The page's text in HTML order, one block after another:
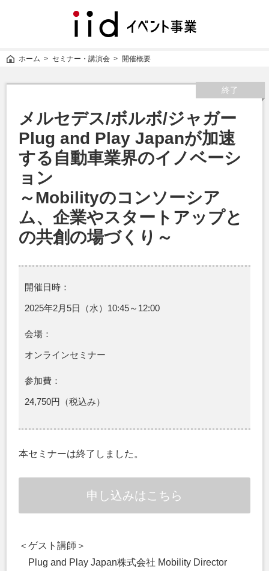
iid
ベ
ト
業
ホーム セミナー・講演会 開催概要
終了
メルセデス/ボルボ/ジャガー
Plug and Play Japanが加速
する自動車業界のイノベーシ
ョン
～Mobilityのコンソーシア
ム、企業やスタートアップと
の共創の場づくり～
開催日時：
2025年2月5日（水）10:45～12:00
会場：
オンラインセミナー
参加費：
24,750円（税込み）
本セミナーは終了しました。
申し込みはこちら
＜ゲスト講師＞
Plug and Play Japan株式会社 Mobility Director